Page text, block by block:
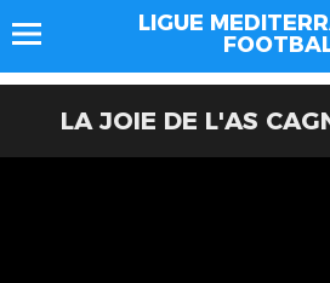
LIGUE
LA JOIE DE L'AS